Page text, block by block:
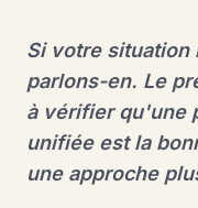
Si votre situation
parlons-en. Le
à vérifier qu'une
unifiée est la
une approche